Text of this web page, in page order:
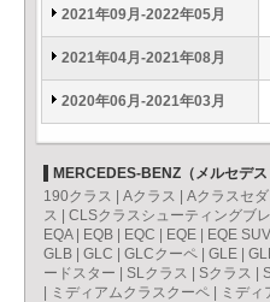
2021年09月-2022年05月
2021年04月-2021年08月
2020年06月-2021年03月
MERCEDES-BENZ（メルセデ
190クラス
Aクラス Aクラスセ
ス
CLSクラスシューティングブ
EQA| EQB EQC EQE EQE SUV
GLB
GLC GLCクーペ GLE
ードスター
SLクラス Sクラス
ミディアムクラスクーペ ミデ